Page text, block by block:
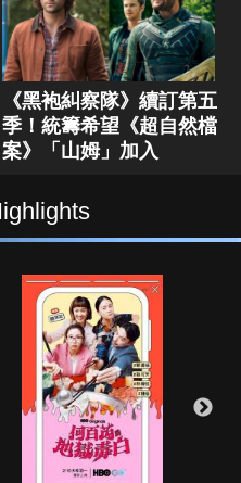
《黑袍糾察隊》續訂第五
季！統籌希望《超自然檔
案》「山姆」加入